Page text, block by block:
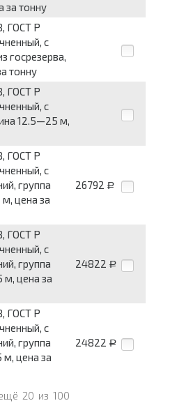
за тонну
ГОСТ Р
с
госрезерва,
тонну
ГОСТ Р
с
12.5—25 м,
ГОСТ Р
с
группа
цена за
26792 Р
ГОСТ Р
с
группа
м, цена за
24822 Р
ГОСТ Р
с
группа
м, цена за
24822 Р
20 из 100